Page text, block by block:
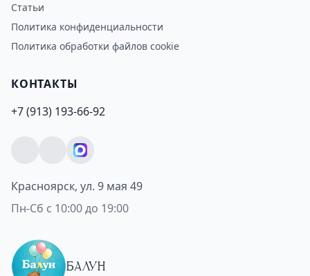
Статьи
Политика конфиденциальности
Политика обработки файлов cookie
КОНТАКТЫ
+7 (913) 193-66-92
Красноярск, ул. 9 мая 49
Пн-Сб с 10:00 до 19:00
БАЛУН